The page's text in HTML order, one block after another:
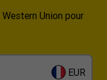
Union pour
EUR